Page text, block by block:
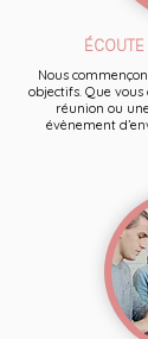
Nous
objectifs. Que
réunion ou
évènement